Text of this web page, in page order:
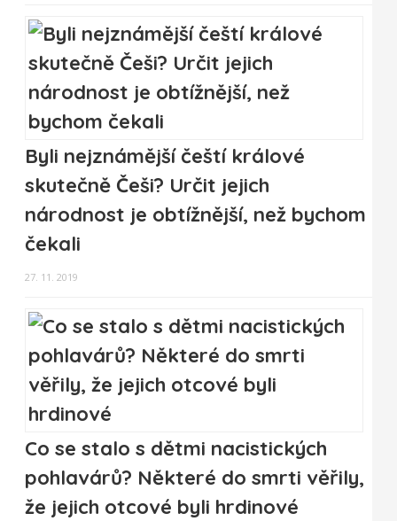
Byli nejznámější čeští králové
skutečně Češi? Určit jejich
národnost je obtížnější, než bychom
čekali
27. 11. 2019
Co se stalo s dětmi nacistických
pohlavárů? Některé do smrti věřily,
že jejich otcové byli hrdinové